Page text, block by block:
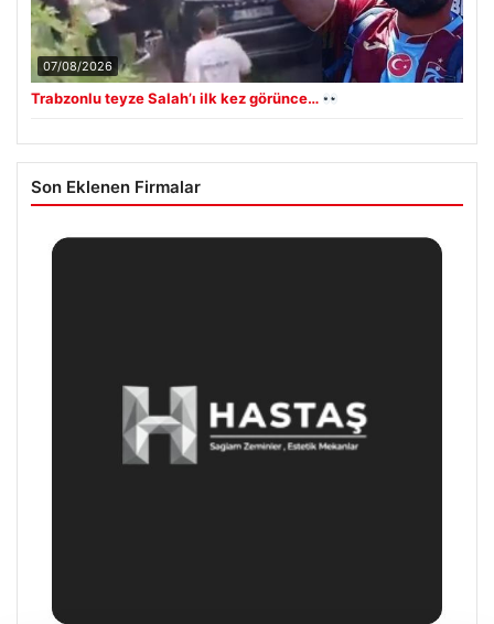
07/08/2026
Trabzonlu teyze Salah’ı ilk kez görünce…
Son Eklenen Firmalar